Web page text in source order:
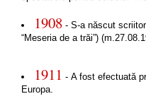
1908- S-a născut
“Meseria de a trăi”)
1911 - A fost efectuată
Europa.